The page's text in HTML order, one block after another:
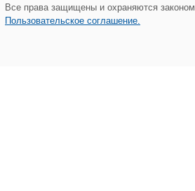
Все права защищены и охраняются законом.
Пользовательское соглашение.